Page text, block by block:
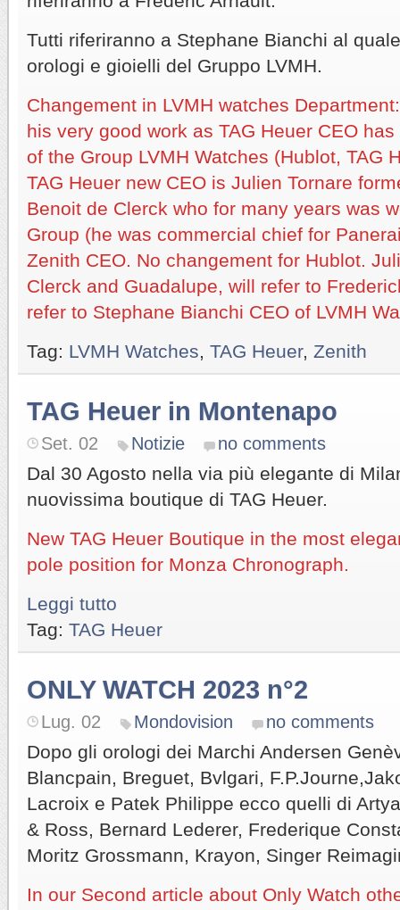
Tutti riferiranno a Stephane Bianchi al
orologi e gioielli del Gruppo LVMH.
Changement in LVMH watches
his very good work as TAG Heuer CEO
of the Group LVMH Watches (Hublot, TAG
TAG Heuer new CEO is Julien Tornare
Benoit de Clerck who for many years was
Group (he was commercial chief for
Zenith CEO. No changement for Hublot.
Clerck and Guadalupe, will refer to
refer to Stephane Bianchi CEO of LVMH
Tag: LVMH Watches TAG Heuer, Zenith
TAG Heuer in Montenapo
Set. 02 Notizie no comments
Dal 30 Agosto nella via più elegante di
nuovissima boutique di TAG Heuer.
New TAG Heuer Boutique in the most
pole position for Monza Chronograph.
Leggi tutto
Tag: TAG Heuer
ONLY WATCH 2023 n°2
Lug. 02 Mondovision no comments
Dopo gli orologi dei Marchi Andersen
Blancpain, Breguet, Bvlgari,
Lacroix e Patek Philippe ecco quelli di
& Ross, Bernard Lederer, Frederique
Moritz Grossmann, Krayon, Singer
In our Second article about Only Watch